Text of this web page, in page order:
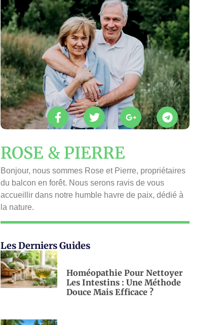
ROSE & PIERRE
Bonjour, nous sommes Rose et Pierre, propriétaires
du balcon en forêt. Nous serons ravis de vous
accueillir dans notre humble havre de paix, dédié à
la nature.
Les Derniers Guides
Homéopathie Pour Nettoyer
Les Intestins : Une Méthode
Douce Mais Efficace ?